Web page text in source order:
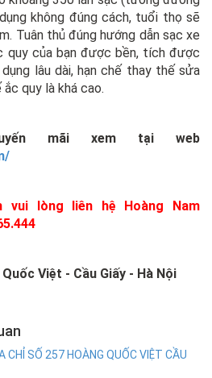
không đúng cách, tuổi thọ sẽ
Tuân thủ đúng hướng dẫn sạc xe
quy của bạn được bền, tích được
lâu dài, hạn chế thay thế sửa
quy là khá cao.
mãi xem tại web
vui lòng liên hệ Hoàng Nam
Việt - Cầu Giấy - Hà Nội
CHỈ SỐ 257 HOÀNG QUỐC VIỆT CẦU